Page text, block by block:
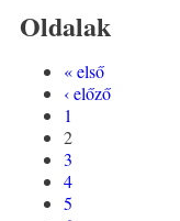
Oldalak
« első
‹ előző
1
2
3
4
5